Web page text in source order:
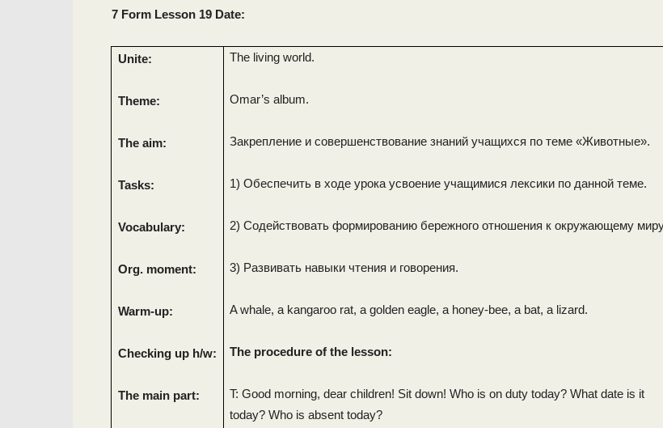
7 Form Lesson 19 Date:
Unite:
Theme:
The aim:
Tasks:
Vocabulary:
Org. moment:
Warm-up:
Checking up h/w:
The main part:
The living world.
Omar’s album.
Закрепление и совершенствование знаний учащихся по теме «Животные».
1) Обеспечить в ходе урока усвоение учащимися лексики по данной теме.
2) Содействовать формированию бережного отношения к окружающему
3) Развивать навыки чтения и говорения.
A whale, a kangaroo rat, a golden eagle, a honey-bee, a bat, a lizard.
The procedure of the lesson:
T: Good morning, dear children! Sit down! Who is on duty today? What date is it
today? Who is absent today?